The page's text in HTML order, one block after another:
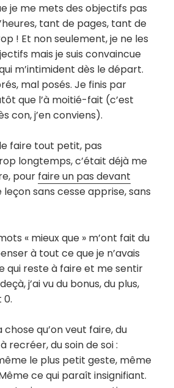
je me mets des objectifs pas
tant de pages, tant de
! Et non seulement, je ne les
mais je suis convaincue
m’intimident dès le départ.
mal posés. Je finis par
que l’à moitié-fait (c’est
con, j’en conviens).
faire tout petit, pas
longtemps, c’était déjà me
pour faire un pas devant
leçon sans cesse apprise, sans
« mieux que » m’ont fait du
à tout ce que je n’avais
qui reste à faire et me sentir
j’ai vu du bonus, du plus,
0.
chose qu’on veut faire, du
recréer, du soin de soi :
le plus petit geste, même
ce qui paraît insignifiant.